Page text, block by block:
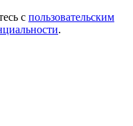
с пользовательским
.